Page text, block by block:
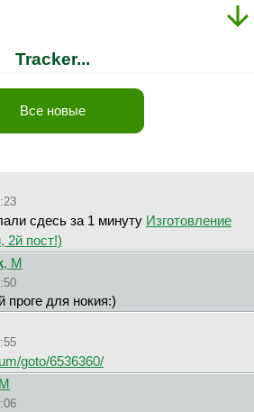
Tracker...
Все новые
сдесь за 1 минуту Изготовление
2й пост!)
, М
проге для нокия:)
goto/6536360/